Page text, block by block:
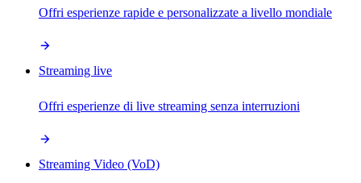
Offri esperienze rapide e personalizzate a livello mondiale
Streaming live
Offri esperienze di live streaming senza interruzioni
Streaming Video (VoD)